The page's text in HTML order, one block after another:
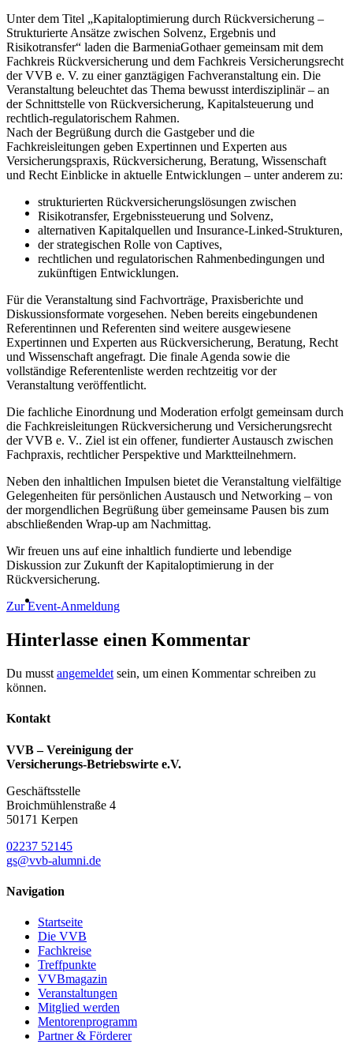
Unter dem Titel „Kapitaloptimierung durch Rückversicherung –
Strukturierte Ansätze zwischen Solvenz, Ergebnis und
Risikotransfer“ laden die BarmeniaGothaer gemeinsam mit dem
Fachkreis Rückversicherung und dem Fachkreis Versicherungsrecht
der VVB e. V. zu einer ganztägigen Fachveranstaltung ein. Die
Veranstaltung beleuchtet das Thema bewusst interdisziplinär – an
der Schnittstelle von Rückversicherung, Kapitalsteuerung und
rechtlich-regulatorischem Rahmen.
Nach der Begrüßung durch die Gastgeber und die
Fachkreisleitungen geben Expertinnen und Experten aus
Versicherungspraxis, Rückversicherung, Beratung, Wissenschaft
und Recht Einblicke in aktuelle Entwicklungen – unter anderem zu:
strukturierten Rückversicherungslösungen zwischen
Risikotransfer, Ergebnissteuerung und Solvenz,
alternativen Kapitalquellen und Insurance-Linked-Strukturen,
der strategischen Rolle von Captives,
rechtlichen und regulatorischen Rahmenbedingungen und
zukünftigen Entwicklungen.
Für die Veranstaltung sind Fachvorträge, Praxisberichte und
Diskussionsformate vorgesehen. Neben bereits eingebundenen
Referentinnen und Referenten sind weitere ausgewiesene
Expertinnen und Experten aus Rückversicherung, Beratung, Recht
und Wissenschaft angefragt. Die finale Agenda sowie die
vollständige Referentenliste werden rechtzeitig vor der
Veranstaltung veröffentlicht.
Die fachliche Einordnung und Moderation erfolgt gemeinsam durch
die Fachkreisleitungen Rückversicherung und Versicherungsrecht
der VVB e. V.. Ziel ist ein offener, fundierter Austausch zwischen
Fachpraxis, rechtlicher Perspektive und Marktteilnehmern.
Neben den inhaltlichen Impulsen bietet die Veranstaltung vielfältige
Gelegenheiten für persönlichen Austausch und Networking – von
der morgendlichen Begrüßung über gemeinsame Pausen bis zum
abschließenden Wrap-up am Nachmittag.
Wir freuen uns auf eine inhaltlich fundierte und lebendige
Diskussion zur Zukunft der Kapitaloptimierung in der
Rückversicherung.
Zur Event-Anmeldung
Hinterlasse einen Kommentar
Du musst angemeldet sein, um einen Kommentar schreiben zu
können.
Kontakt
VVB – Vereinigung der
Versicherungs-Betriebswirte e.V.
Geschäftsstelle
Broichmühlenstraße 4
50171 Kerpen
02237 52145
gs@vvb-alumni.de
Navigation
Startseite
Die VVB
Fachkreise
Treffpunkte
VVBmagazin
Veranstaltungen
Mitglied werden
Mentorenprogramm
Partner & Förderer